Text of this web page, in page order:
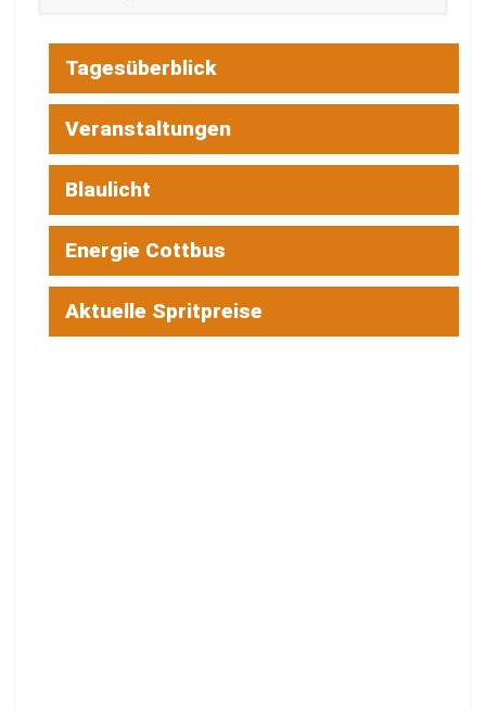
Tagesüberblick
Veranstaltungen
Blaulicht
Energie Cottbus
Aktuelle Spritpreise